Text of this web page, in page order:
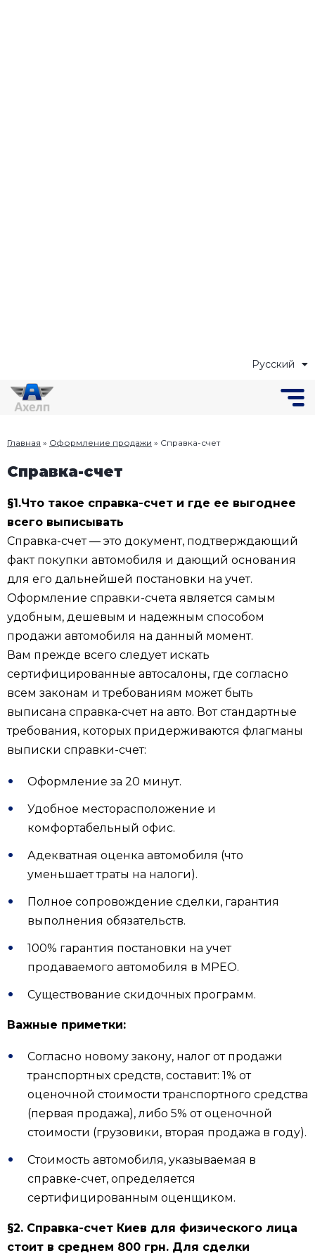
Русский
Українська
Главная » Оформление продажи » Cправка-счет
Cправка-счет
§1.Что такое справка-счет и где ее выгоднее
всего выписывать
Справка-счет — это документ, подтверждающий
факт покупки автомобиля и дающий основания
для его дальнейшей постановки на учет.
Оформление справки-счета является самым
удобным, дешевым и надежным способом
продажи автомобиля на данный момент.
Вам прежде всего следует искать
сертифицированные автосалоны, где согласно
всем законам и требованиям может быть
выписана справка-счет на авто. Вот стандартные
требования, которых придерживаются флагманы
выписки справки-счет:
Оформление за 20 минут.
Удобное месторасположение и
комфортабельный офис.
Адекватная оценка автомобиля (что
уменьшает траты на налоги).
Полное сопровождение сделки, гарантия
выполнения обязательств.
100% гарантия постановки на учет
продаваемого автомобиля в МРЕО.
Существование скидочных программ.
Важные приметки:
Согласно новому закону, налог от продажи
транспортных средств, составит: 1% от
оценочной стоимости транспортного средства
(первая продажа), либо 5% от оценочной
стоимости (грузовики, вторая продажа в году).
Стоимость автомобиля, указываемая в
справке-счет, определяется
сертифицированным оценщиком.
§2. Справка-счет Киев для физического лица
стоит в среднем 800 грн. Для сделки